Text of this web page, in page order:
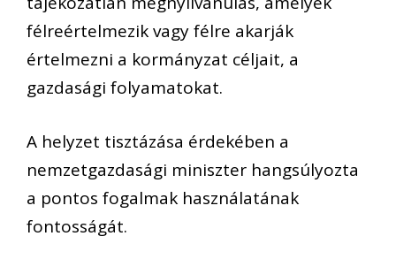
félreértelmezik vagy félre akarják
értelmezni a kormányzat céljait, a
gazdasági folyamatokat.
A helyzet tisztázása érdekében a
nemzetgazdasági miniszter hangsúlyozta
a pontos fogalmak használatának
fontosságát.